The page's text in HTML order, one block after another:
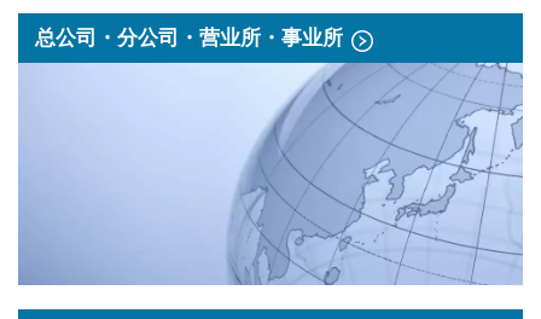
总公司・分公司・营业所・事业所